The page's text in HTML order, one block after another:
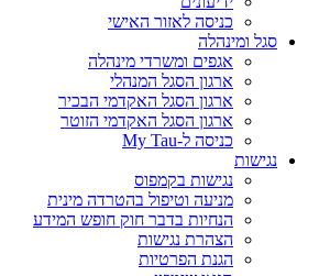
כניסה לאזור האישי
סגל ומינהלה
אגפים ומשרדי מינהלה
ארגון הסגל המנהלי
ארגון הסגל האקדמי הבכיר
ארגון הסגל האקדמי הזוטר
כניסה ל-My Tau
נגישות
נגישות בקמפוס
מניעה וטיפול בהטרדה מינית
הנחיות בדבר חוק חופש המידע
הצהרת נגישות
הגנת הפרטיות